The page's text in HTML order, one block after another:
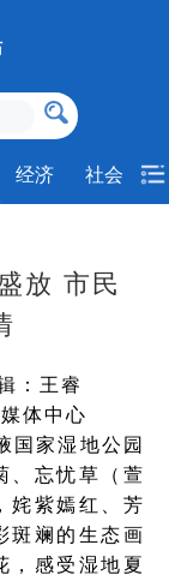
经济 社会
放 市民
：王睿
体中心
国家湿地公园
、忘忧草（萱
姹紫嫣红、芳
斑斓的生态画
，感受湿地夏